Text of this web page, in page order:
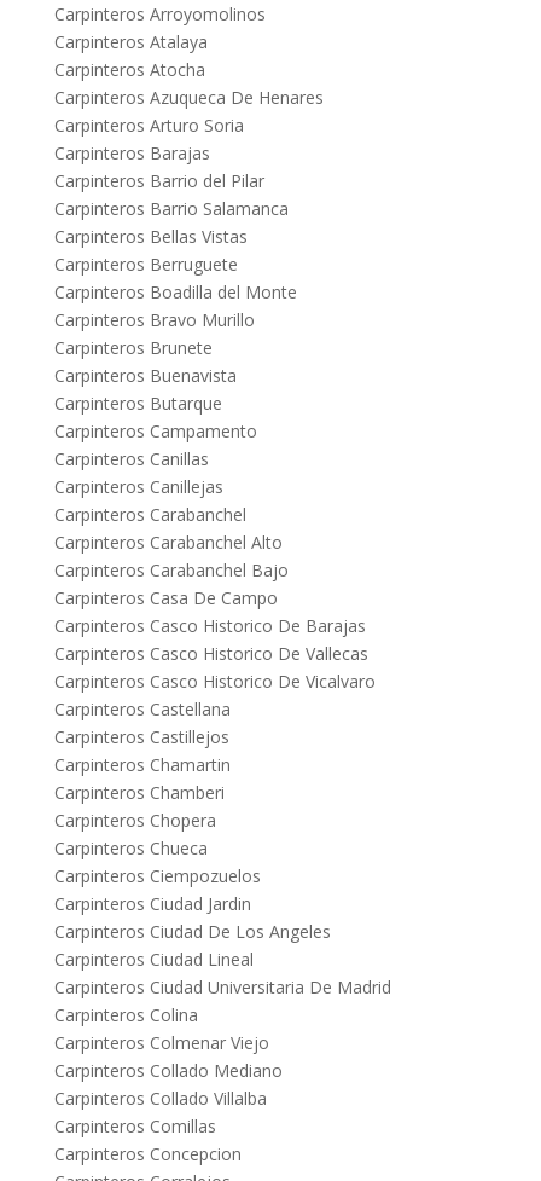
Carpinteros Arroyomolinos
Carpinteros Atalaya
Carpinteros Atocha
Carpinteros Azuqueca De Henares
Carpinteros Arturo Soria
Carpinteros Barajas
Carpinteros Barrio del Pilar
Carpinteros Barrio Salamanca
Carpinteros Bellas Vistas
Carpinteros Berruguete
Carpinteros Boadilla del Monte
Carpinteros Bravo Murillo
Carpinteros Brunete
Carpinteros Buenavista
Carpinteros Butarque
Carpinteros Campamento
Carpinteros Canillas
Carpinteros Canillejas
Carpinteros Carabanchel
Carpinteros Carabanchel Alto
Carpinteros Carabanchel Bajo
Carpinteros Casa De Campo
Carpinteros Casco Historico De Barajas
Carpinteros Casco Historico De Vallecas
Carpinteros Casco Historico De Vicalvaro
Carpinteros Castellana
Carpinteros Castillejos
Carpinteros Chamartin
Carpinteros Chamberi
Carpinteros Chopera
Carpinteros Chueca
Carpinteros Ciempozuelos
Carpinteros Ciudad Jardin
Carpinteros Ciudad De Los Angeles
Carpinteros Ciudad Lineal
Carpinteros Ciudad Universitaria De Madrid
Carpinteros Colina
Carpinteros Colmenar Viejo
Carpinteros Collado Mediano
Carpinteros Collado Villalba
Carpinteros Comillas
Carpinteros Concepcion